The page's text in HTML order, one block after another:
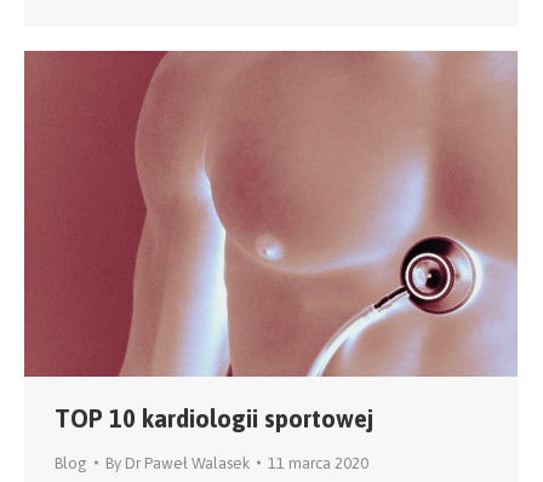
TOP 10 kardiologii sportowej
Blog By Dr Paweł Walasek 11 marca 2020